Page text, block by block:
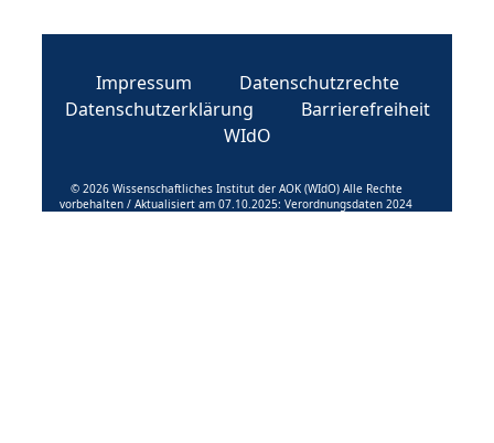
Impressum
Datenschutzrechte
Datenschutzerklärung
Barrierefreiheit
WIdO
© 2026 Wissenschaftliches Institut der AOK (WIdO) Alle Rechte
vorbehalten / Aktualisiert am 07.10.2025: Verordnungsdaten 2024